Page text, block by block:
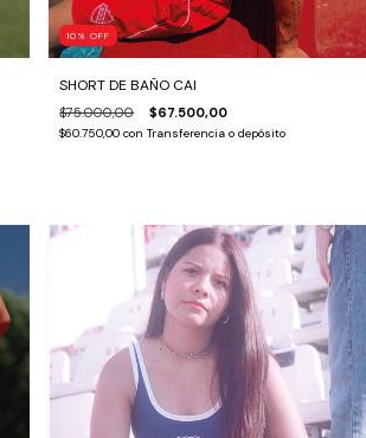
10 %OFF
SHORT DE BAÑO CAI
$75.000,00 $67.500,00
$60.750,00con Transferencia o depósito